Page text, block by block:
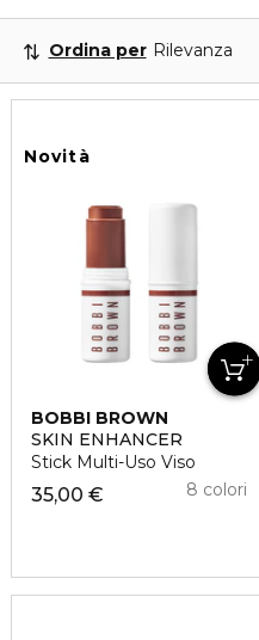
Ordina per Rilevanza
Novità
BOBBI BROWN
SKIN ENHANCER
Stick Multi-Uso Viso
35,00 € 8 colori